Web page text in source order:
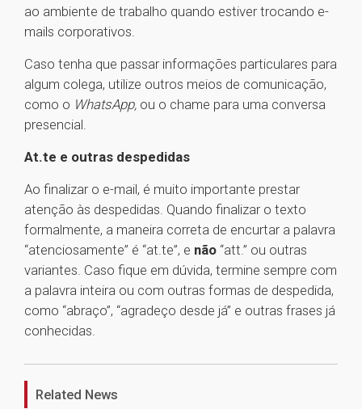
ao ambiente de trabalho quando estiver trocando e-
mails corporativos.
Caso tenha que passar informações particulares para
algum colega, utilize outros meios de comunicação,
como o WhatsApp, ou o chame para uma conversa
presencial.
At.te e outras despedidas
Ao finalizar o e-mail, é muito importante prestar
atenção às despedidas. Quando finalizar o texto
formalmente, a maneira correta de encurtar a palavra
“atenciosamente” é “at.te”, e não “att.” ou outras
variantes. Caso fique em dúvida, termine sempre com
a palavra inteira ou com outras formas de despedida,
como “abraço”, “agradeço desde já” e outras frases já
conhecidas.
Related News